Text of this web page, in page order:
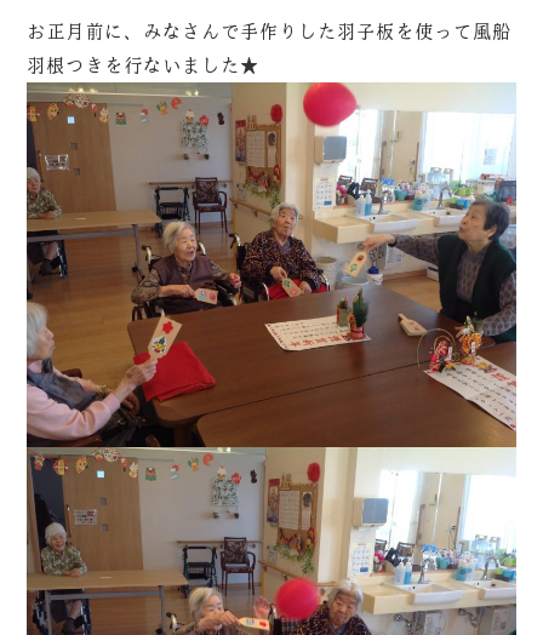
お正月前に、みなさんで手作りした羽子板を使って風船
羽根つきを行ないました★